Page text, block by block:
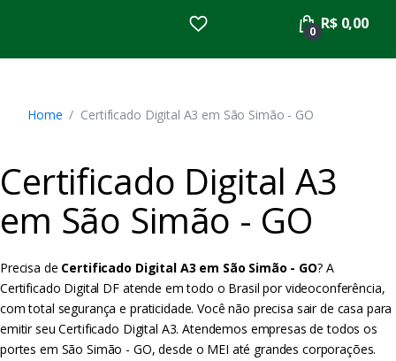
:
0 R$ 0,00
Home Certificado Digital A3 em São Simão - GO
Certificado Digital A3
em São Simão - GO
Precisa de Certificado Digital A3 em São Simão - GO? A
Certificado Digital DF atende em todo o Brasil por videoconferência,
com total segurança e praticidade. Você não precisa sair de casa para
emitir seu Certificado Digital A3. Atendemos empresas de todos os
portes em São Simão - GO, desde o MEI até grandes corporações.